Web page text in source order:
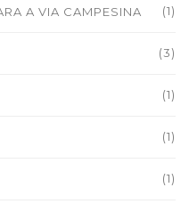
A VIA CAMPESINA (1)
(3)
(1)
(1)
(1)